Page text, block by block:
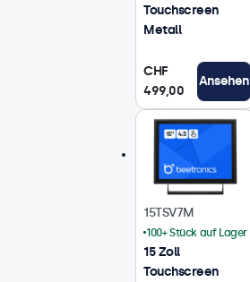
Touchscreen
Metall
CHF
499,00
Ansehen
15 Zoll
Touchscreen
15TSV7M
100+ Stück auf Lager